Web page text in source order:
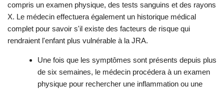
compris un examen physique, des tests sanguins et des rayons
X. Le médecin effectuera également un historique médical
complet pour savoir s'il existe des facteurs de risque qui
rendraient l'enfant plus vulnérable à la JRA.
Une fois que les symptômes sont présents depuis plus
de six semaines, le médecin procédera à un examen
physique pour rechercher une inflammation ou une